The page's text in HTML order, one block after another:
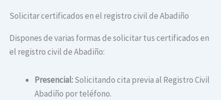
Solicitar certificados en el registro civil de Abadiño
Dispones de varias formas de solicitar tus certificados en
el registro civil de Abadiño:
Presencial:Solicitando cita previa al Registro Civil
Abadiño por teléfono.